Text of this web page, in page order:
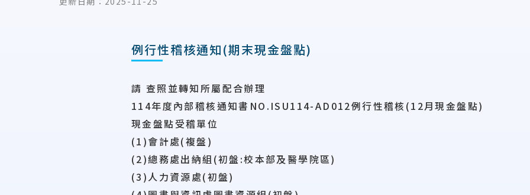
例行性稽核通知(期末現金盤點)
請 查照並轉知所屬配合辦理
114年度內部稽核通知書NO.ISU114-AD012例行性稽核(12月現金盤點)
現金盤點受稽單位
(1)會計處(複盤)
(2)總務處出納組(初盤:校本部及醫學院區)
(3)人力資源處(初盤)